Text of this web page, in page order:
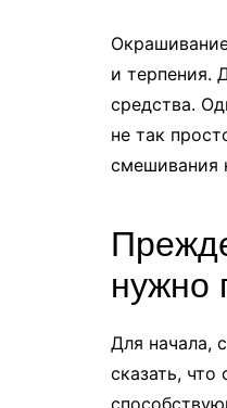
и терпения.
средства.
не так
смешивания
нужно
Для начала,
сказать,